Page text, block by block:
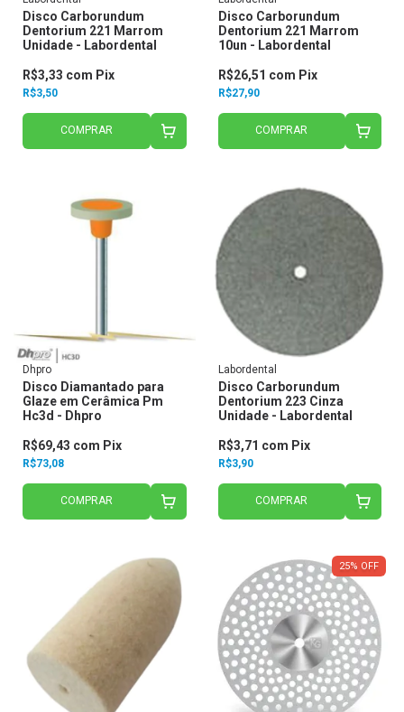
Disco Carborundum
Dentorium 221 Marrom
Unidade - Labordental
R$3,50
R$3,33 com Pix
COMPRAR
Disco Carborundum
Dentorium 221 Marrom
10un - Labordental
R$27,90
R$26,51 com Pix
COMPRAR
Dhpro
Disco Diamantado para
Glaze em Cerâmica Pm
Hc3d - Dhpro
R$73,08
R$69,43 com Pix
COMPRAR
Labordental
Disco Carborundum
Dentorium 223 Cinza
Unidade - Labordental
R$3,90
R$3,71 com Pix
COMPRAR
25% OFF